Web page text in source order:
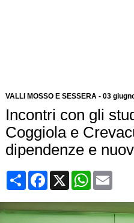
VALLI MOSSO E SESSERA- 03
Incontri con gli
Coggiola e
dipendenze e
CondividiFacebook
X WhatsApp
Email